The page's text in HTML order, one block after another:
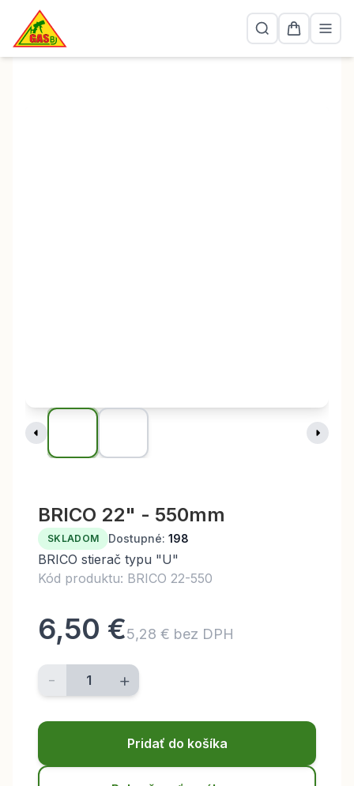
BRICO 22" - 550mm
SKLADOM Dostupné: 198
BRICO stierač typu "U"
Kód produktu: BRICO 22-550
6,50 €5,28 € bez DPH
- +
Pridať do košíka